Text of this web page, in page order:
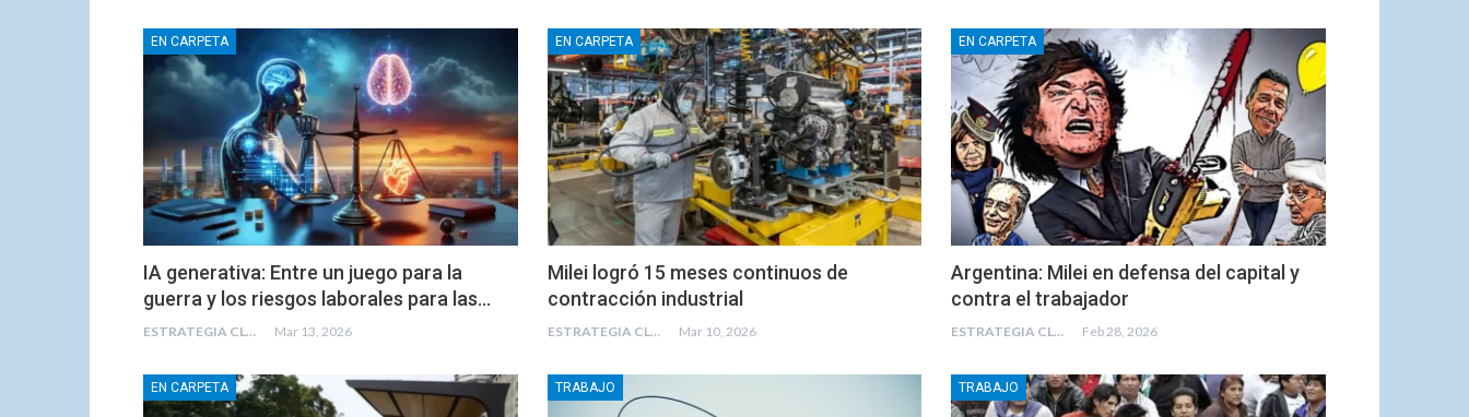
EN CARPETA
IA generativa: Entre un juego para la
guerra y los riesgos laborales para las…
ESTRATEGIA CLAE Mar 13, 2026
EN CARPETA
Milei logró 15 meses continuos de
contracción industrial
ESTRATEGIA CLAE Mar 10, 2026
EN CARPETA
Argentina: Milei en defensa del capital y
contra el trabajador
ESTRATEGIA CLAE Feb 28, 2026
EN CARPETA TRABAJO TRABAJO